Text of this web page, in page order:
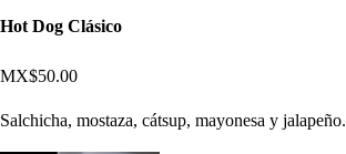
Hot Dog Clásico
MX$50.00
Salchicha, mostaza, cátsup, mayonesa y jalapeño.